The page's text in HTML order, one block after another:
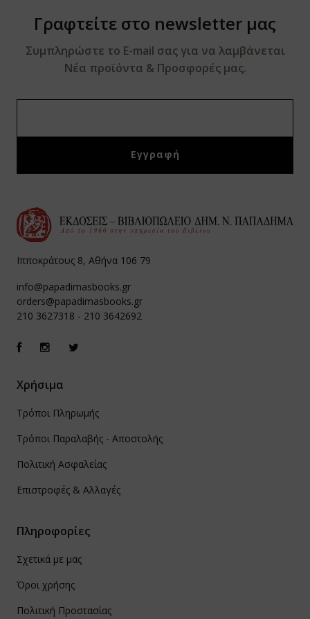
Γραφτείτε στο newsletter μας
Συμπληρώστε το E-mail σας για να λαμβάνεται
Νέα προϊόντα & Προσφορές μας.
Ιπποκράτους 8, Αθήνα 106 79
info@papadimasbooks.gr
orders@papadimasbooks.gr
210 3627318 - 210 3642692
Χρήσιμα
Τρόποι Πληρωμής
Τρόποι Παραλαβής - Αποστολής
Πολιτική Ασφαλείας
Επιστροφές & Αλλαγές
Πληροφορίες
Σχετικά με μας
Όροι χρήσης
Πολιτική Προστασίας